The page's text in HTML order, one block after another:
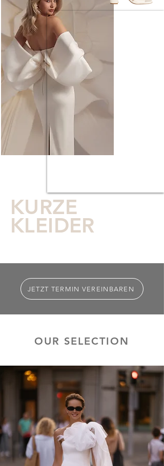
KURZE
KLEIDER
JETZT TERMIN VEREINBAREN
OUR SELECTION